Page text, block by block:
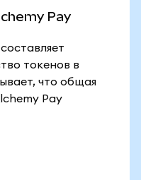
Pay
токенов в
что общая
Pay